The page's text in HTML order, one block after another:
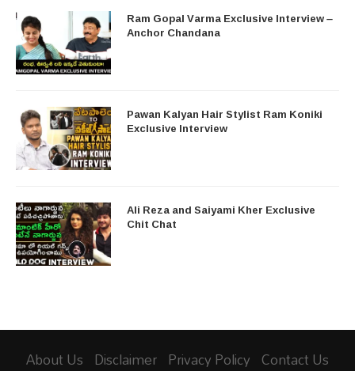
Ram Gopal Varma Exclusive Interview –
Anchor Chandana
Pawan Kalyan Hair Stylist Ram Koniki
Exclusive Interview
Ali Reza and Saiyami Kher Exclusive
Chit Chat
About Us Disclaimer Privacy Policy Contact Us